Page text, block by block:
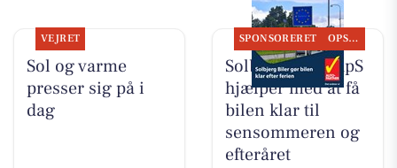
VEJRET
Sol og varme
presser sig på i
dag
SPONSORERET OPSLAGSTAVLEN
Solbjerg Biler ApS
hjælper med at få
bilen klar til
sensommeren og
efteråret